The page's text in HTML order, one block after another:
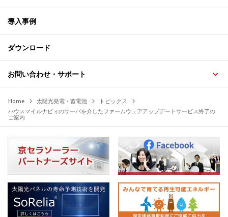
導入事例
ダウンロード
お問い合わせ・サポート
Home 太陽光発電・蓄電池
トピックス
ハウスマイルナビィのサーバを介したファームウェアアップデートサービス終了の
ご案内